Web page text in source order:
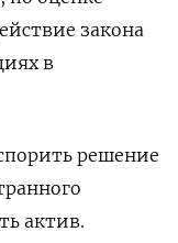
закона
в
решение
актив.